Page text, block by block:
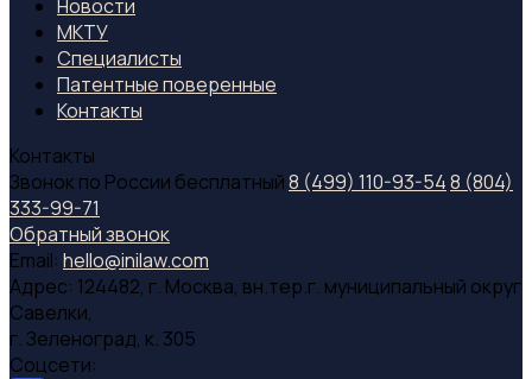
Новости
МКТУ
Специалиcты
Патентные поверенные
Контакты
Контакты
Звонок по России бесплатный8 (499) 110-93-548 (804)
333-99-71
Обратный звонок
Email: hello@inilaw.com
Адрес: 124482, г. Москва, вн.тер.г. муниципальный округ
Савелки,
г. Зеленоград, к. 305
Соцсети: